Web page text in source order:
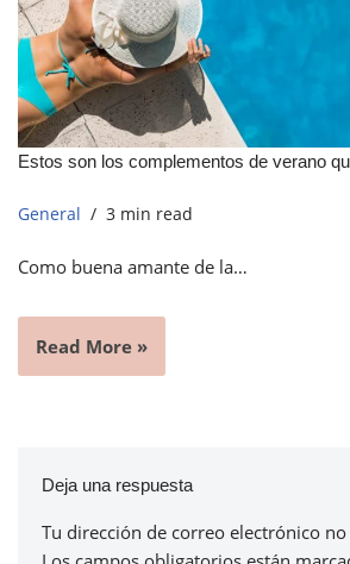
Estos son los complementos de verano
General 3 min read
Como buena amante de la…
Read More »
Deja una respuesta
Tu dirección de correo electrónico